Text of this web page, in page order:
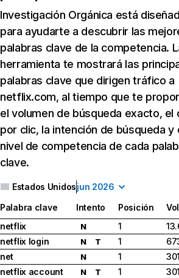
Investigación Orgánica está
para ayudarte a descubrir las
palabras clave de la competencia.
herramienta te mostrará las
palabras clave que dirigen tráfico a
netflix.com, al tiempo que te
el volumen de búsqueda exacto, el
por clic, la intención de búsqueda y
nivel de competencia de cada
clave.
Estados Unidosjun 2026
Palabra clave Intento Posición
netflix
N 1
netflix login
N T 1
net
N 1
netflix account
N T 1